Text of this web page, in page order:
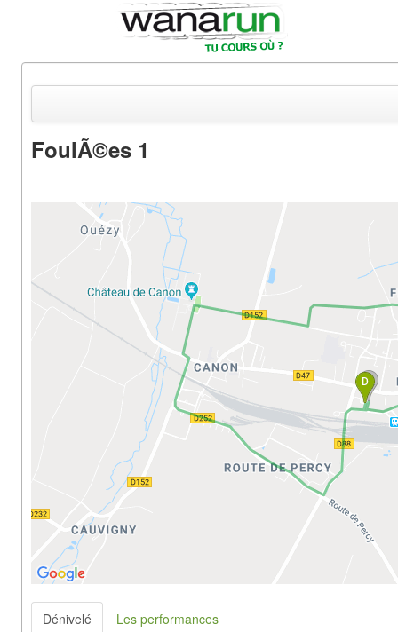
Equipements & Tests
Parcours & Courses
Outils & Réseaux
FoulÃ©es 1
Dénivelé Les performances